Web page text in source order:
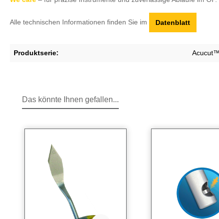
Alle technischen Informationen finden Sie im Datenblatt
Produktserie:
Das könnte Ihnen gefallen...
Produktgalerie überspringen